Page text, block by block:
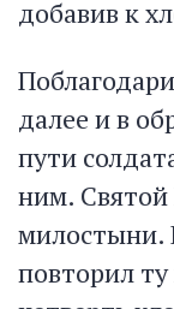
добавив к
далее и в
пути
ним. Святой
милостыни.
повторил